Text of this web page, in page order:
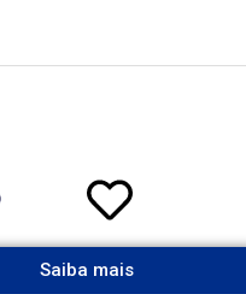
Saiba mais